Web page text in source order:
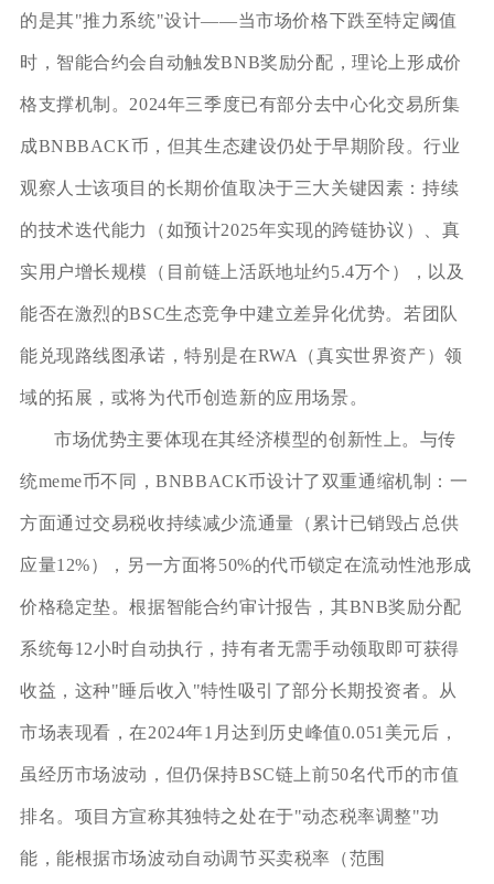
的是其"推力系统"设计——当市场价格下跌至特定阈值
时，智能合约会自动触发BNB奖励分配，理论上形成价
格支撑机制。2024年三季度已有部分去中心化交易所集
成BNBBACK币，但其生态建设仍处于早期阶段。行业
观察人士该项目的长期价值取决于三大关键因素：持续
的技术迭代能力（如预计2025年实现的跨链协议）、真
实用户增长规模（目前链上活跃地址约5.4万个），以及
能否在激烈的BSC生态竞争中建立差异化优势。若团队
能兑现路线图承诺，特别是在RWA（真实世界资产）领
域的拓展，或将为代币创造新的应用场景。
市场优势主要体现在其经济模型的创新性上。与传
统meme币不同，BNBBACK币设计了双重通缩机制：一
方面通过交易税收持续减少流通量（累计已销毁占总供
应量12%），另一方面将50%的代币锁定在流动性池形成
价格稳定垫。根据智能合约审计报告，其BNB奖励分配
系统每12小时自动执行，持有者无需手动领取即可获得
收益，这种"睡后收入"特性吸引了部分长期投资者。从
市场表现看，在2024年1月达到历史峰值0.051美元后，
虽经历市场波动，但仍保持BSC链上前50名代币的市值
排名。项目方宣称其独特之处在于"动态税率调整"功
能，能根据市场波动自动调节买卖税率（范围